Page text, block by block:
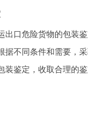
出口危险货物的包装
据不同条件和需要，
装鉴定，收取合理的鉴